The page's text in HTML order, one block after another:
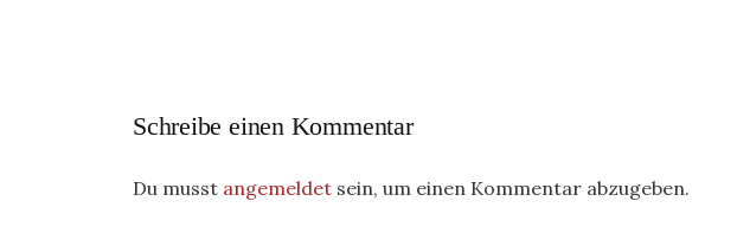
Schreibe einen Kommentar
Du musst angemeldet sein, um einen Kommentar abzugeben.